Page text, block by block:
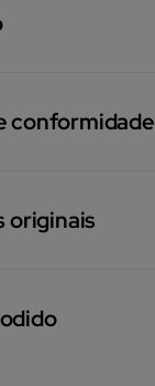
conformidade
originais